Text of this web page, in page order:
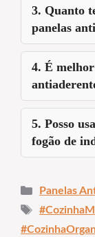
3. Quanto
panelas
4. É
5. Posso
fogão de
Panelas
Tags